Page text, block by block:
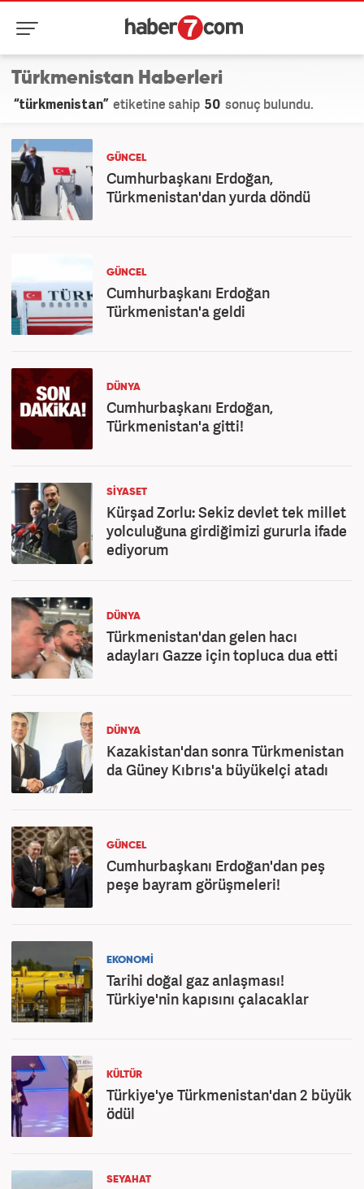
Türkmenistan Haberleri
“türkmenistan” etiketine sahip 50 sonuç bulundu.
GÜNCEL
Cumhurbaşkanı Erdoğan,
Türkmenistan'dan yurda döndü
GÜNCEL
Cumhurbaşkanı Erdoğan
Türkmenistan'a geldi
DÜNYA
Cumhurbaşkanı Erdoğan,
Türkmenistan'a gitti!
SİYASET
Kürşad Zorlu: Sekiz devlet tek millet
yolculuğuna girdiğimizi gururla ifade
ediyorum
DÜNYA
Türkmenistan'dan gelen hacı
adayları Gazze için topluca dua etti
DÜNYA
Kazakistan'dan sonra Türkmenistan
da Güney Kıbrıs'a büyükelçi atadı
GÜNCEL
Cumhurbaşkanı Erdoğan'dan peş
peşe bayram görüşmeleri!
EKONOMİ
Tarihi doğal gaz anlaşması!
Türkiye'nin kapısını çalacaklar
KÜLTÜR
Türkiye'ye Türkmenistan'dan 2 büyük
ödül
SEYAHAT